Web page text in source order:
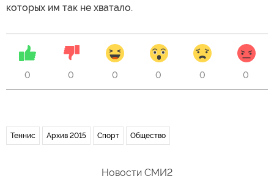
которых им так не хватало.
0 0 0 0 0 0
Теннис Архив 2015 Спорт Общество
Новости СМИ2